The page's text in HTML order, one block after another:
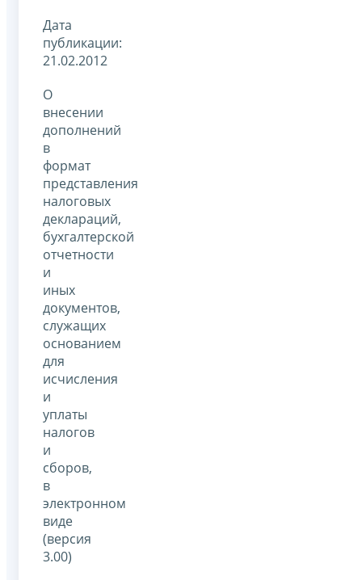
Дата
публикации:
21.02.2012
О
внесении
дополнений
в
формат
представления
налоговых
деклараций,
бухгалтерской
отчетности
и
иных
документов,
служащих
основанием
для
исчисления
и
уплаты
налогов
и
сборов,
в
электронном
виде
(версия
3.00)